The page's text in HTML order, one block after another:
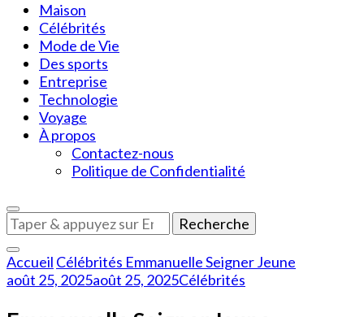
Maison
Célébrités
Mode de Vie
Des sports
Entreprise
Technologie
Voyage
À propos
Contactez-nous
Politique de Confidentialité
Vous
recherchiez
quelque
chose
?
Accueil Célébrités Emmanuelle Seigner Jeune
août 25, 2025août 25, 2025Célébrités